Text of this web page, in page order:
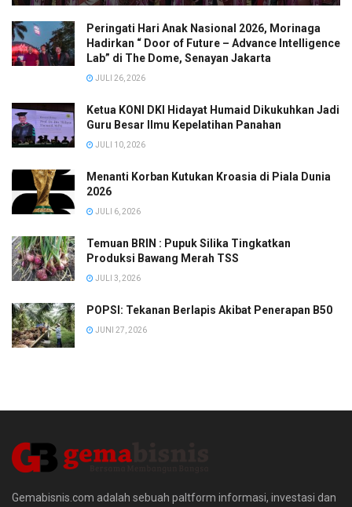
Peringati Hari Anak Nasional 2026, Morinaga
Hadirkan “ Door of Future – Advance Intelligence
Lab” di The Dome, Senayan Jakarta
JULI 26, 2026
Ketua KONI DKI Hidayat Humaid Dikukuhkan Jadi
Guru Besar Ilmu Kepelatihan Panahan
JULI 10, 2026
Menanti Korban Kutukan Kroasia di Piala Dunia
2026
JULI 6, 2026
Temuan BRIN : Pupuk Silika Tingkatkan
Produksi Bawang Merah TSS
JULI 3, 2026
POPSI: Tekanan Berlapis Akibat Penerapan B50
JUNI 27, 2026
Gemabisnis.com adalah sebuah paltform informasi, investasi dan